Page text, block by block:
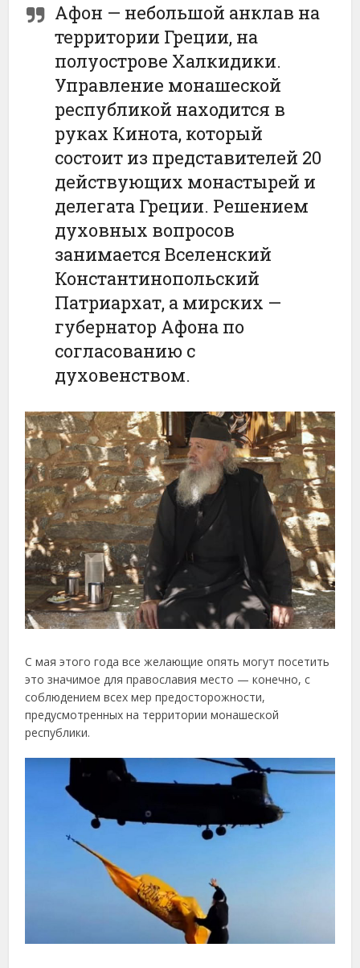
Афон — небольшой анклав на
территории Греции, на
полуострове Халкидики.
Управление монашеской
республикой находится в
руках Кинота, который
состоит из представителей 20
действующих монастырей и
делегата Греции. Решением
духовных вопросов
занимается Вселенский
Константинопольский
Патриархат, а мирских —
губернатор Афона по
согласованию с
духовенством.
С мая этого года все желающие опять могут посетить
это значимое для православия место — конечно, с
соблюдением всех мер предосторожности,
предусмотренных на территории монашеской
республики.